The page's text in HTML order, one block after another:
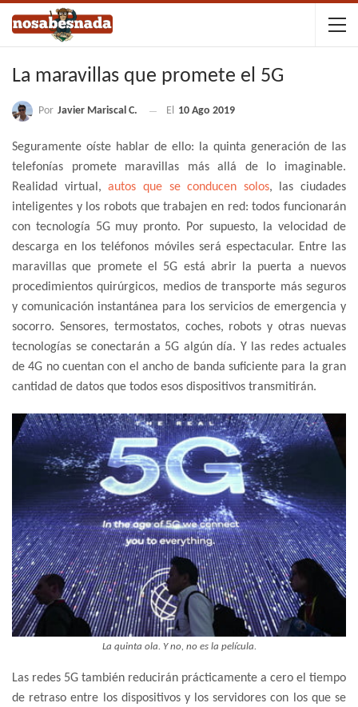
La maravillas que promete el 5G
Por Javier Mariscal C. El 10 Ago 2019
Seguramente oíste hablar de ello: la quinta generación de las
telefonías promete maravillas más allá de lo imaginable.
Realidad virtual,autos que se conducen solos, las ciudades
inteligentes y los robots que trabajen en red: todos funcionarán
con tecnología 5G muy pronto. Por supuesto, la velocidad de
descarga en los teléfonos móviles será espectacular. Entre las
maravillas que promete el 5G está abrir la puerta a nuevos
procedimientos quirúrgicos, medios de transporte más seguros
y comunicación instantánea para los servicios de emergencia y
socorro. Sensores, termostatos, coches, robots y otras nuevas
tecnologías se conectarán a 5G algún día. Y las redes actuales
de 4G no cuentan con el ancho de banda suficiente para la gran
cantidad de datos que todos esos dispositivos transmitirán.
La quinta ola. Y no, no es la película.
Las redes 5G también reducirán prácticamente a cero el tiempo
de retraso entre los dispositivos y los servidores con los que se